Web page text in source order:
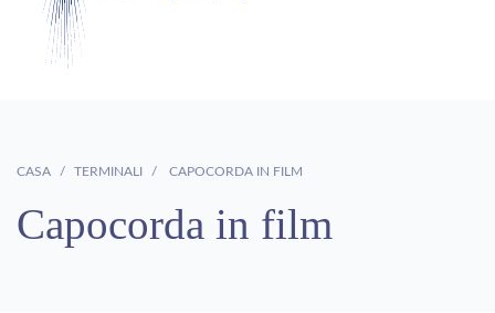
CASA TERMINALI CAPOCORDA IN FILM
Capocorda in film